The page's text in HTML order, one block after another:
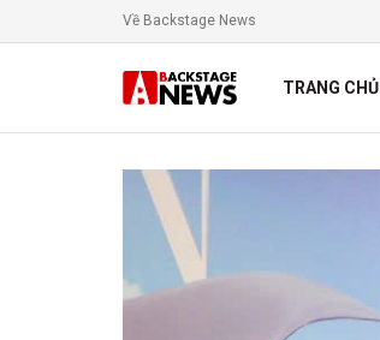
Về Backstage News
TRANG CHỦ